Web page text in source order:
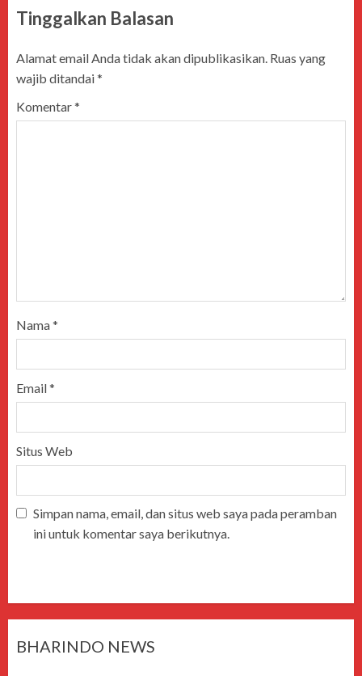
Tinggalkan Balasan
Alamat email Anda tidak akan dipublikasikan. Ruas yang
wajib ditandai*
Komentar*
Nama*
Email*
Situs Web
Simpan nama, email, dan situs web saya pada peramban
ini untuk komentar saya berikutnya.
BHARINDO NEWS